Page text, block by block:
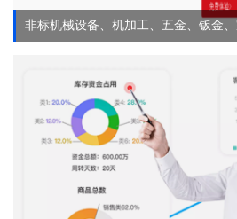
非标机械设备、机加工、五金、钣金、